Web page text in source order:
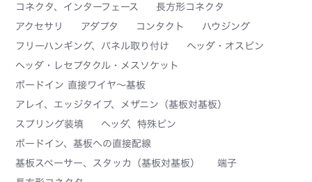
コネクタ、インターフェース
長方形コネクタ
アクセサリ
アダプタ コンタクト
ハウジング
フリーハンギング、パネル取り付け
ヘッダ・オスピン
ヘッダ・レセプタクル・メスソケット
ボードイン 直接ワイヤ～基板
アレイ、エッジタイプ、メザニン（基板対基板）
スプリング装填
ヘッダ、特殊ピン
ボードイン、基板への直接配線
基板スペーサー、スタッカ（基板対基板）
端子